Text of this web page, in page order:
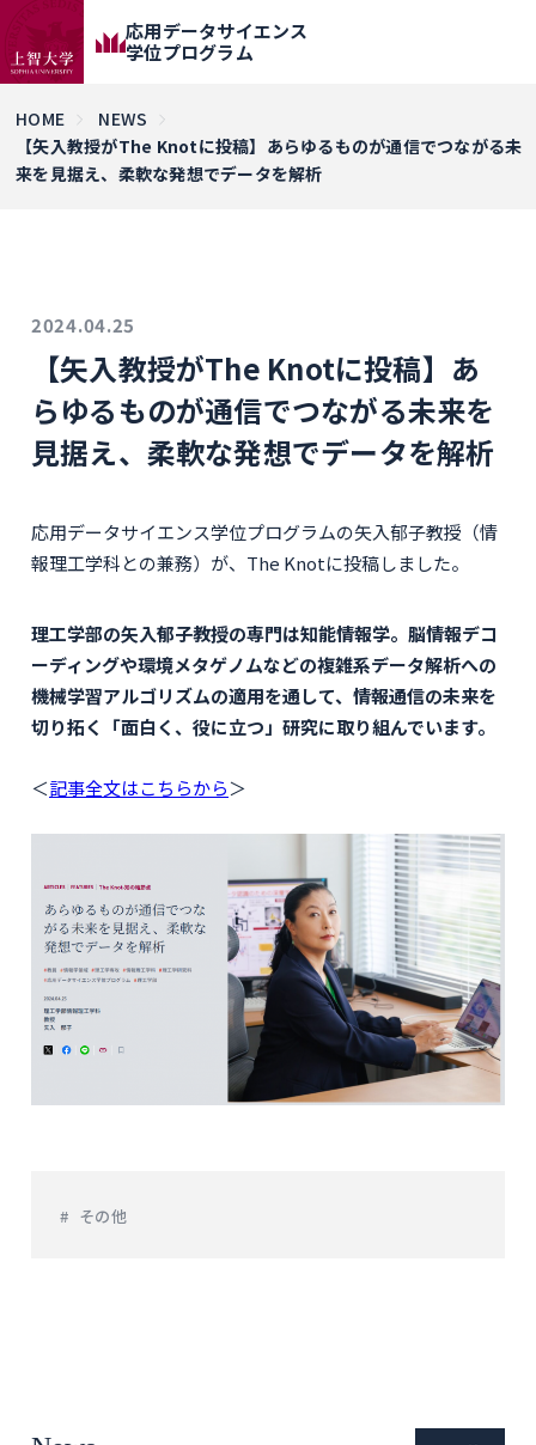
応用データサイエンス
学位プログラム
HOME
NEWS
【矢入教授がThe Knotに投稿】あらゆるものが通信でつながる未
来を見据え、柔軟な発想でデータを解析
2024.04.25
【矢入教授がThe Knotに投稿】あ
らゆるものが通信でつながる未来を
見据え、柔軟な発想でデータを解析
応用データサイエンス学位プログラムの矢入郁子教授（情
報理工学科との兼務）が、The Knotに投稿しました。
理工学部の矢入郁子教授の専門は知能情報学。脳情報デコ
ーディングや環境メタゲノムなどの複雑系データ解析への
機械学習アルゴリズムの適用を通して、情報通信の未来を
切り拓く「面白く、役に立つ」研究に取り組んでいます。
＜記事全文はこちらから＞
その他